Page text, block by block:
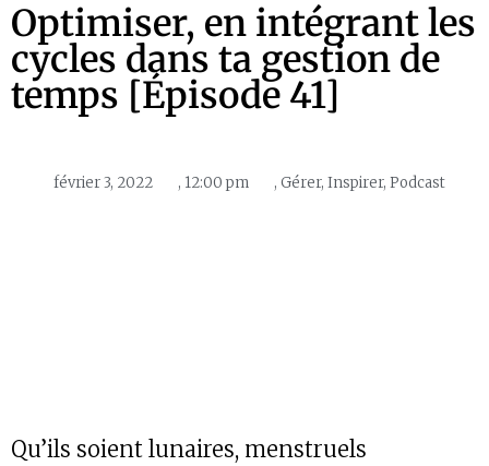
Optimiser, en intégrant les
cycles dans ta gestion de
temps [Épisode 41]
février 3, 2022 , 12:00 pm , Gérer, Inspirer, Podcast
Qu’ils soient lunaires, menstruels